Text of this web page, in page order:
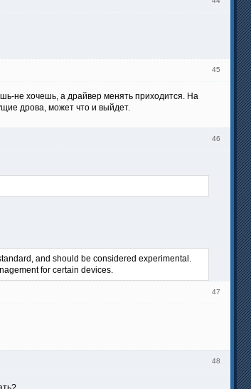
45
не хочешь, а драйвер менять приходится. На
дрова, может что и выйдет.
46
and should be considered experimental.
for certain devices.
47
48